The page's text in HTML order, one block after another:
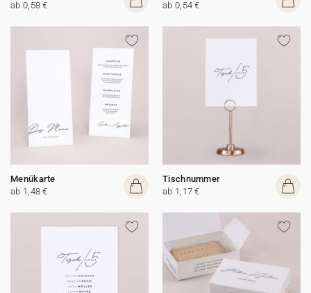
ab 0,58 € ab 0,54 €
Menükarte
ab 1,48 €
Tischnummer
ab 1,17 €